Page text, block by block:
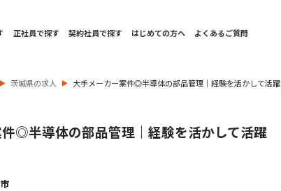
正社員で探す 契約社員で探す はじめての方へ よくあるご質問
茨城県の求人 大手メーカー案件◎半導体の部品管理｜経験を活かして活躍
◎半導体の部品管理｜経験を活かして活躍